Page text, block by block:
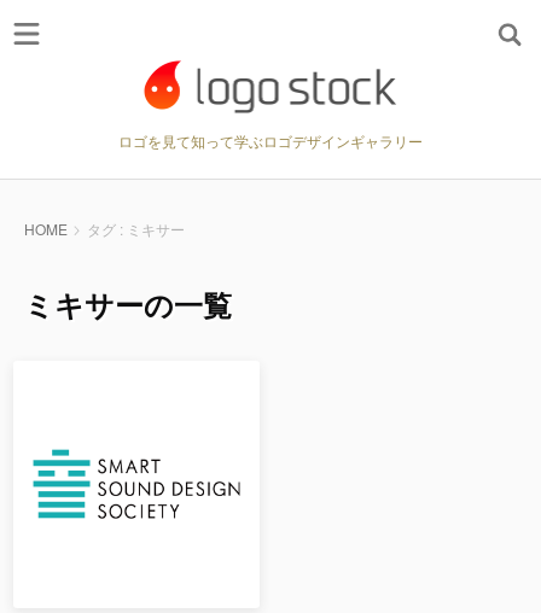
ロゴを見て知って学ぶロゴデザインギャラリー
HOME タグ : ミキサー
ミキサーの一覧